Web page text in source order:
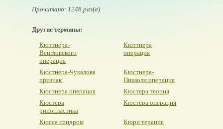
Прочитано: 1248 раз(а)
Другие термины:
Кюттнера-
Венгловского
операция
Кюттнера
операция
Кюстнера-Чукалова
признак
Кюстнера-
Пикколи операция
Кюстнера операция
Кюстера теория
Кюстера
ринопластика
Кюстера операция
Кюсса синдром
Кюри терапия